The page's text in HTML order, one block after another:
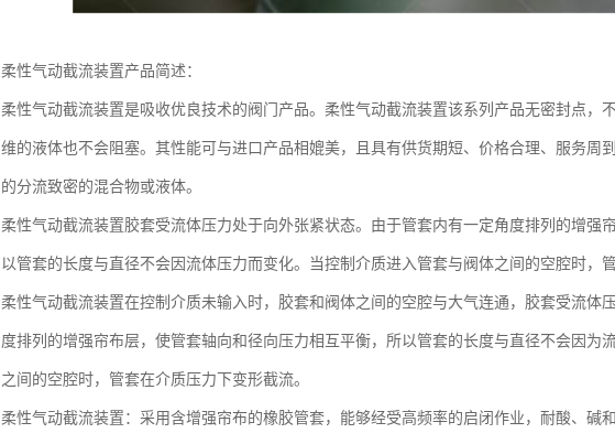
柔性气动截流装置产品简述：
柔性气动截流装置是吸收优良技术的阀门产品。柔性气动截流装置该系列产品无密封点，
维的液体也不会阻塞。其性能可与进口产品相媲美，且具有供货期短、价格合理、服务周
的分流致密的混合物或液体。
柔性气动截流装置胶套受流体压力处于向外张紧状态。由于管套内有一定角度排列的增强
以管套的长度与直径不会因流体压力而变化。当控制介质进入管套与阀体之间的空腔时，
柔性气动截流装置在控制介质未输入时，胶套和阀体之间的空腔与大气连通，胶套受流体
度排列的增强帘布层，使管套轴向和径向压力相互平衡，所以管套的长度与直径不会因为
之间的空腔时，管套在介质压力下变形截流。
柔性气动截流装置：采用含增强帘布的橡胶管套，能够经受高频率的启闭作业，耐酸、碱